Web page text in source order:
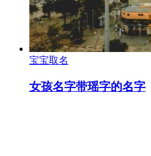
宝宝取名
女孩名字带瑶字的名字